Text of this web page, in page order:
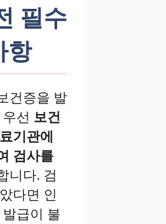
필수
항
건증을 발
선 보건
기관에
검사를
니다. 검
다면 인
급이 불